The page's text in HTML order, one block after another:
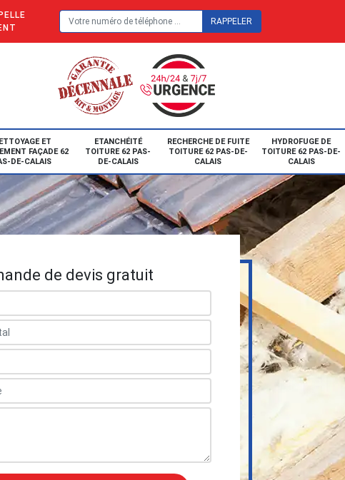
ET
FAÇADE 62
DE-CALAIS
ETANCHÉITÉ
TOITURE 62 PAS-
DE-CALAIS
RECHERCHE DE FUITE
TOITURE 62 PAS-DE-
CALAIS
HYDROFUGE DE
TOITURE 62 PAS-DE-
CALAIS
de devis gratuit